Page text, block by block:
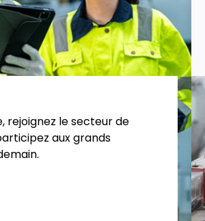
rejoignez le secteur de
aux grands